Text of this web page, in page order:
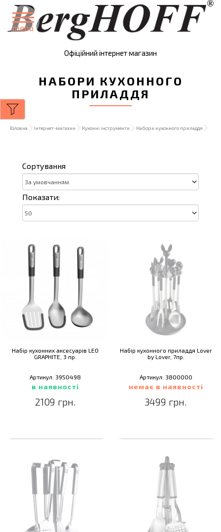
menu
Офіційний інтернет магазин
НАБОРИ КУХОННОГО
ПРИЛАДДЯ
Головна Інтернет-магазин Кухонні інструменти Набори кухонного приладдя
Сортування
Показати:
Набір кухонних аксесуарів LEO
GRAPHITE, 3 пр.
Артикул: 3950498
в наявності
2109 грн.
Набір кухонного приладдя Lover
by Lover, 7пр.
Артикул: 3800000
немає в наявності
3499 грн.